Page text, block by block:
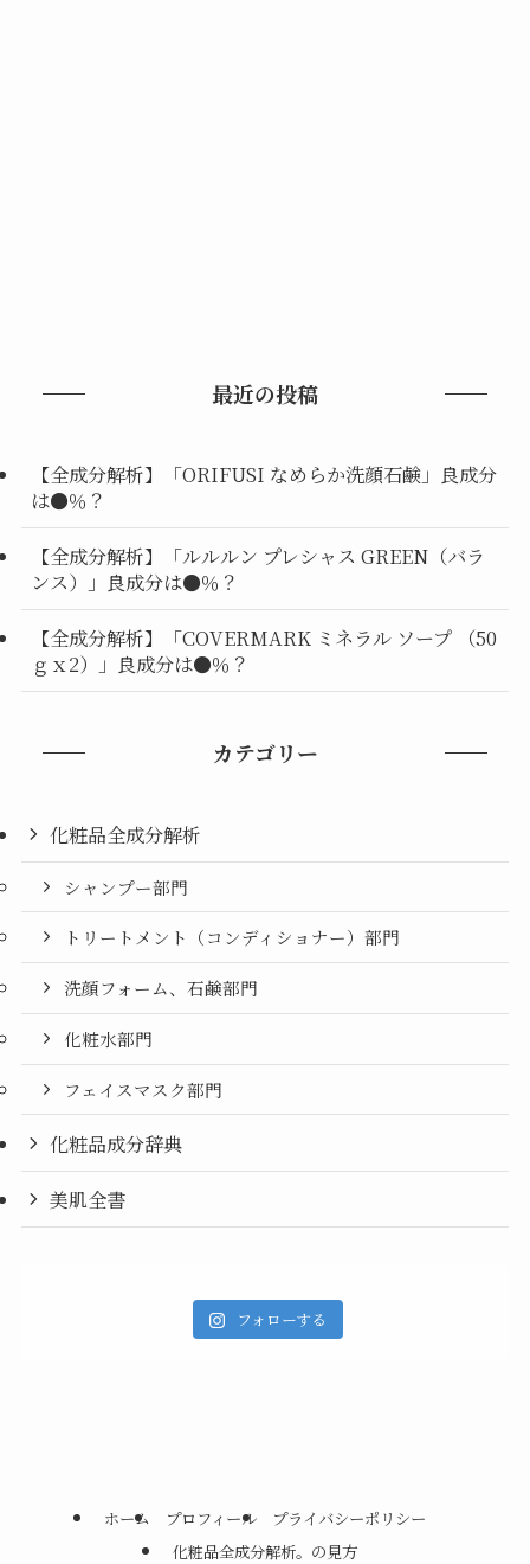
最近の投稿
【全成分解析】「ORIFUSI なめらか洗顔石鹸」良成分
は●％？
【全成分解析】「ルルルン プレシャス GREEN（バラ
ンス）」良成分は●％？
【全成分解析】「COVERMARK ミネラル ソープ （50
ｇｘ2）」良成分は●％？
カテゴリー
化粧品全成分解析
シャンプー部門
トリートメント（コンディショナー）部門
洗顔フォーム、石鹸部門
化粧水部門
フェイスマスク部門
化粧品成分辞典
美肌全書
フォローする
ホーム プロフィール
プライバシーポリシー
化粧品全成分解析。の見方